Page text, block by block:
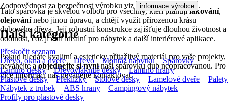
Tato spárovka je skvělou volbou pro všechny, kteří plánujílakování,
olejovánínebo jinou úpravu, a chtějí využít přirozenou krásu
dubového dřeva. Její robustní konstrukce zajišťuje dlouhou životnost a
odolnost, což ji činí ideální pro nábytek a další interiérové aplikace.
Pokud hledáte kvalitní a esteticky přitažlivý materiál pro vaše projekty,
neváhejte aobjednejte si nynínaši spárovku dub neopracovanou. Pro
více informací nás neváhejte kontaktovat.
Zodpovědnost za bezpečnost výrobku viz informace výrobce .
Další kategorie
Přeskočit seznam
Dřevo, okna a dveře
Dřevo Montáž nábytku
Spárovky
Lamino desky
Dřevovláknité desky
Lamino hrany
Plastové desky
Překližky Stolové desky Lamelové dveře
Palety
Nábytek z trubek
ABS hrany
Campingový nábytek
Profily pro plastové desky